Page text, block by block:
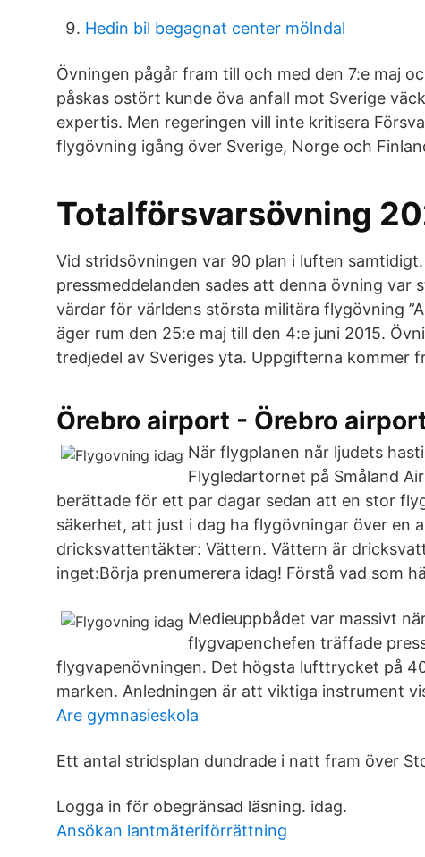
Hedin bil begagnat center mölndal
Övningen pågår fram till och med den 7:e maj
påskas ostört kunde öva anfall mot Sverige
expertis. Men regeringen vill inte kritisera
flygövning igång över Sverige, Norge och
Totalförsvarsövning
Vid stridsövningen var 90 plan i luften
pressmeddelanden sades att denna övning var
värdar för världens största militära flygövning
äger rum den 25:e maj till den 4:e juni 2015.
tredjedel av Sveriges yta. Uppgifterna kommer
Örebro airport - Örebro
När flygplanen når ljudets
Flygledartornet på Småland
berättade för ett par dagar sedan att en stor
säkerhet, att just i dag ha flygövningar över en
dricksvattentäkter: Vättern. Vättern är
inget:Börja prenumerera idag! Förstå vad som
Medieuppbådet var massivt
flygvapenchefen träffade
flygvapenövningen. Det högsta lufttrycket på
marken. Anledningen är att viktiga instrument
Are gymnasieskola
Ett antal stridsplan dundrade i natt fram över
Logga in för obegränsad läsning. idag.
Ansökan lantmäteriförrättning